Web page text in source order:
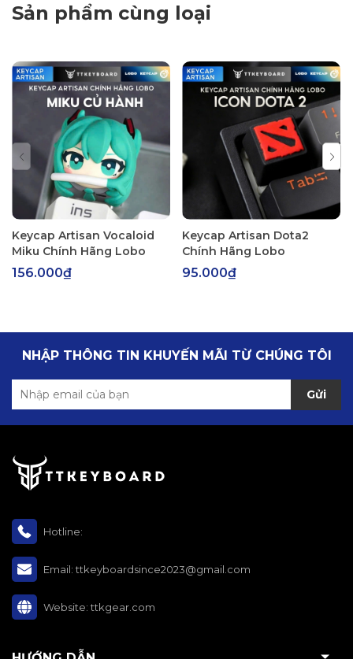
Sản phẩm cùng loại
Keycap Artisan Vocaloid
Miku Chính Hãng Lobo
156.000₫
Keycap Artisan Dota2
Chính Hãng Lobo
95.000₫
NHẬP THÔNG TIN KHUYẾN MÃI TỪ CHÚNG TÔI
Gửi
Hotline:
Email:ttkeyboardsince2023@gmail.com
Website:ttkgear.com